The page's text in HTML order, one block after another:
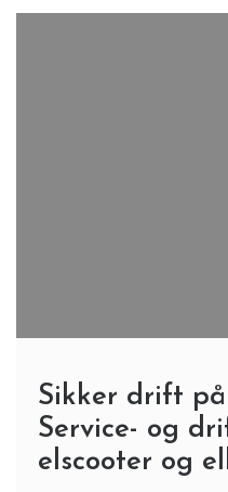
Sikker drift
Service- og
elscooter og